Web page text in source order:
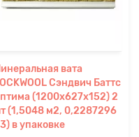
вата
Сэндвич Баттс
(1200x627x152) 2
(1,5048 м2, 0,2287296
в упаковке